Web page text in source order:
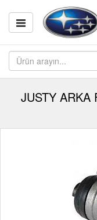
JUSTY ARKA